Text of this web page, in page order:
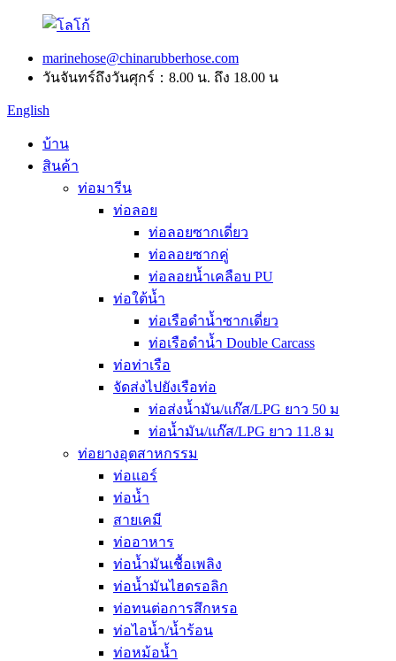
marinehose@chinarubberhose.com
วันจันทร์ถึงวันศุกร์：8.00 น. ถึง 18.00 น
English
บ้าน
สินค้า
ท่อมารีน
ท่อลอย
ท่อลอยซากเดี่ยว
ท่อลอยซากคู่
ท่อลอยน้ำเคลือบ PU
ท่อใต้น้ำ
ท่อเรือดำน้ำซากเดี่ยว
ท่อเรือดำน้ำ Double Carcass
ท่อท่าเรือ
จัดส่งไปยังเรือท่อ
ท่อส่งน้ำมัน/แก๊ส/LPG ยาว 50 ม
ท่อน้ำมัน/แก๊ส/LPG ยาว 11.8 ม
ท่อยางอุตสาหกรรม
ท่อแอร์
ท่อน้ำ
สายเคมี
ท่ออาหาร
ท่อน้ำมันเชื้อเพลิง
ท่อน้ำมันไฮดรอลิก
ท่อทนต่อการสึกหรอ
ท่อไอน้ำ/น้ำร้อน
ท่อหม้อน้ำ